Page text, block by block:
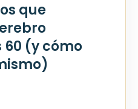
que
60 (y cómo